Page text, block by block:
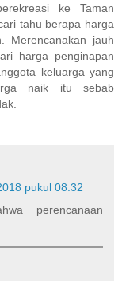
ke Taman
tahu berapa harga
Merencanakan jauh
harga penginapan
keluarga yang
naik itu sebab
pukul 08.32
perencanaan